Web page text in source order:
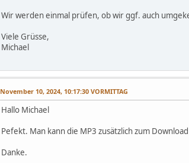
Wir werden einmal prüfen, ob wir ggf. auch
Viele Grüsse,
Michael
November 10, 2024, 10:17:30 VORMITTAG
Hallo Michael
Pefekt. Man kann die MP3 zusätzlich zum
Danke.